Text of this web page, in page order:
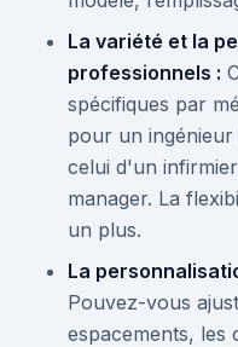
La variété et la
professionnels :
spécifiques par
pour un ingénieur
celui d'un
manager. La
un plus.
La
Pouvez-vous
espacements,